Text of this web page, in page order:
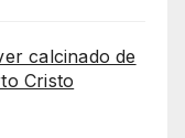
calcinado de
Cristo